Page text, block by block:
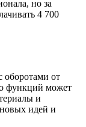
но за
4 700
оборотами от
функций может
и
идей и